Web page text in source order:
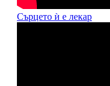
Сърцето ѝ е лекар